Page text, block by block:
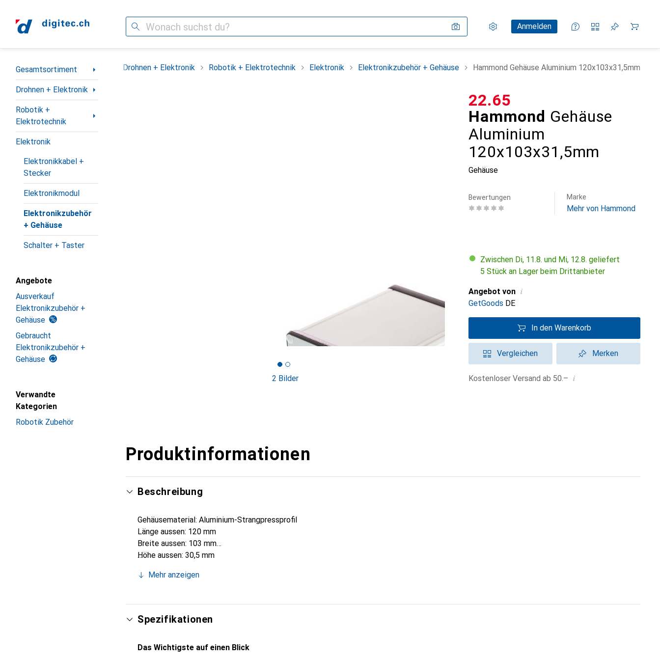
Suche Einstellungen
KundenkontoAnmelden
Vergleichslisten
Merklisten
Warenkorb
Navigation nach Kategorien
Gesamtsortiment
Drohnen + Elektronik
Robotik +
Elektrotechnik
Elektronik
Elektronikkabel +
Stecker
Elektronikmodul
Elektronikzubehör
+ Gehäuse
Schalter + Taster
Angebote
Ausverkauf
Elektronikzubehör +
Gehäuse
Gebraucht
Elektronikzubehör +
Gehäuse
Verwandte
Kategorien
Robotik Zubehör
Gesamtsortiment Drohnen + Elektronik Robotik + Elektrotechnik Elektronik Elektronikzubehör + Gehäuse Hammond Gehäuse Aluminium 120x103x31,5mm
2 Bilder
Hammond Gehäuse
Aluminium
120x103x31,5mm
Gehäuse
CHF
22.65
Bewertungen Marke
Mehr von Hammond
Zwischen Di, 11.8. und Mi, 12.8. geliefert
5 Stück an Lager beim Drittanbieter
Angebot von i
GetGoods DE
In den Warenkorb
Vergleichen Merken
Kostenloser Versand ab 50.– i
Produktinformationen
Beschreibung
Gehäusematerial: Aluminium-Strangpressprofil
Länge aussen: 120 mm
Breite aussen: 103 mm
Höhe aussen: 30,5 mm
IP Schutzart: IP54
Serie: Alubos
Mehr anzeigen
Spezifikationen
Das Wichtigste auf einen Blick